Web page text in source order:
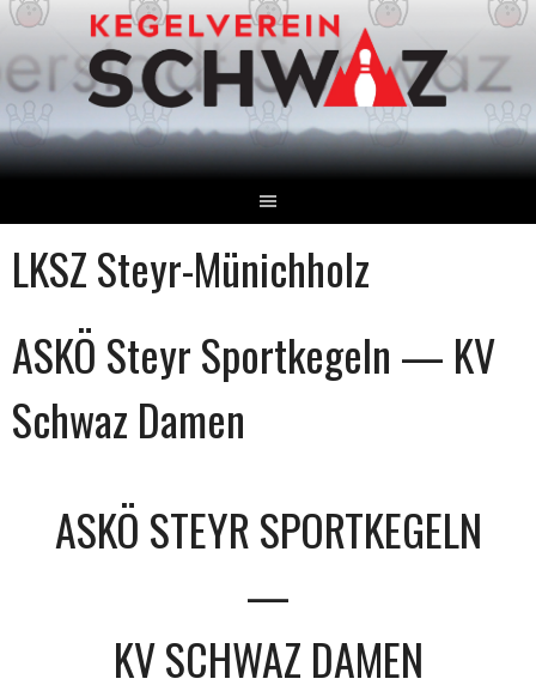
Springe
Inhalt
LKSZ Steyr-Münichholz
ASKÖ Steyr Sportkegeln — KV
Schwaz Damen
ASKÖ STEYR SPORTKEGELN
—
KV SCHWAZ DAMEN